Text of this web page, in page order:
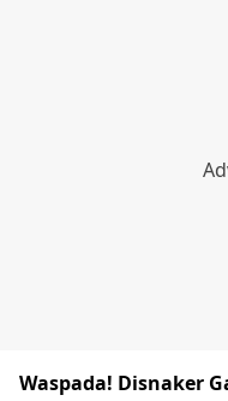
Waspada! Disnaker